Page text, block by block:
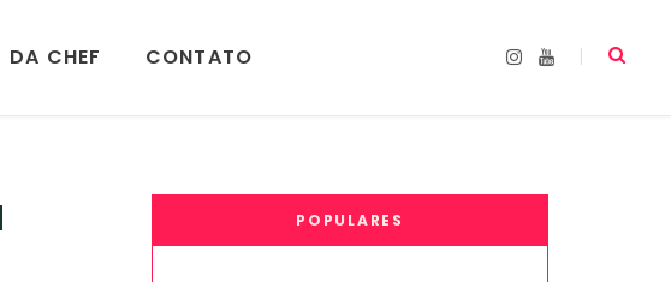
DA CHEF CONTATO
I
m
Y
POPULARES